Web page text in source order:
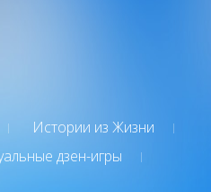
Истории из Жизни
дзен-игры